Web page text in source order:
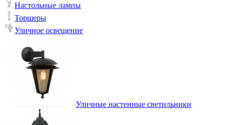
Настольные лампы
Торшеры
Уличное освещение
Уличные настенные светильники